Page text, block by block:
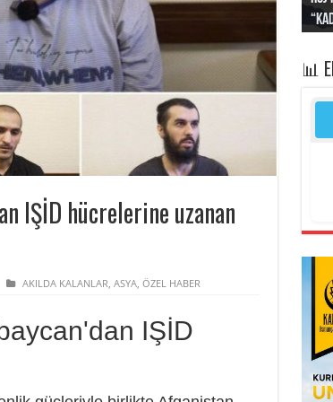
IŞİD hücrelerine uzanan
AKILDA KALANLAR, ASYA, ÖZEL HABER
IŞİD
📊